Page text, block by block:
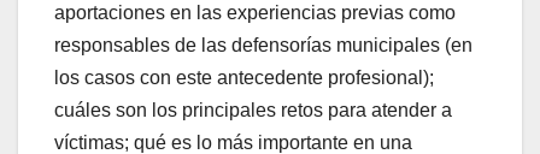
aportaciones en las experiencias previas como
responsables de las defensorías municipales (en
los casos con este antecedente profesional);
cuáles son los principales retos para atender a
víctimas; qué es lo más importante en una